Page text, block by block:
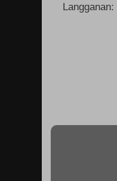
Langganan: